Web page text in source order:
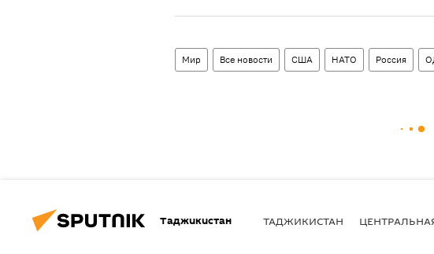
Мир Все новости США НАТО Россия
Таджикистан ТАДЖИКИСТАН